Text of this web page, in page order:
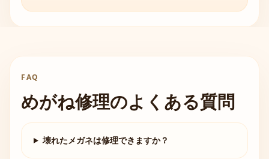
FAQ
めがね修理のよくある質問
壊れたメガネは修理できますか？